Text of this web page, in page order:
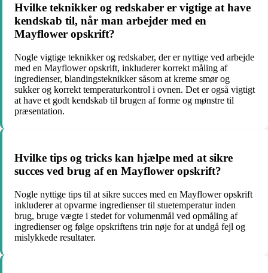
Hvilke teknikker og redskaber er vigtige at have
kendskab til, når man arbejder med en
Mayflower opskrift?
Nogle vigtige teknikker og redskaber, der er nyttige ved arbejde
med en Mayflower opskrift, inkluderer korrekt måling af
ingredienser, blandingsteknikker såsom at kreme smør og
sukker og korrekt temperaturkontrol i ovnen. Det er også vigtigt
at have et godt kendskab til brugen af forme og mønstre til
præsentation.
Hvilke tips og tricks kan hjælpe med at sikre
succes ved brug af en Mayflower opskrift?
Nogle nyttige tips til at sikre succes med en Mayflower opskrift
inkluderer at opvarme ingredienser til stuetemperatur inden
brug, bruge vægte i stedet for volumenmål ved opmåling af
ingredienser og følge opskriftens trin nøje for at undgå fejl og
mislykkede resultater.